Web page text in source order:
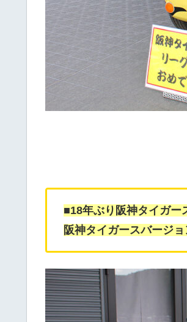
■18年ぶり阪神タイガー
阪神タイガースバージ